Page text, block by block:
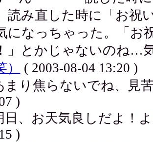
読み直した時に「お祝
になっちゃった。「お
」とかじゃないのね…
）
( 2003-08-04 13:20 )
まり焦らないでね、見
)
日、お天気良しだよ！
)